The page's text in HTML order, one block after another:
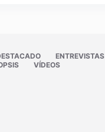
ENTREVISTAS
VÍDEOS